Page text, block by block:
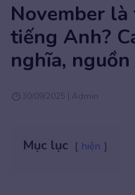
November
tiếng Anh?
nghĩa,
30/09/2025 | Admin
Mục lục hiện